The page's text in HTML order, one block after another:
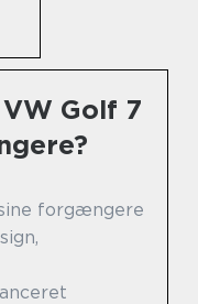
Golf 7
forgængere